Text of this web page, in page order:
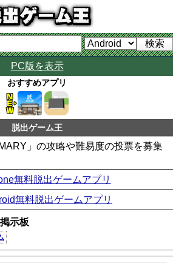
PC版を表示
おすすめアプリ
脱出ゲーム王
」の攻略や難易度の投票を募集
無料脱出ゲームアプリ
無料脱出ゲームアプリ
示板